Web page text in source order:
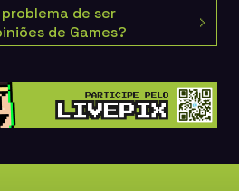
de ser
de Games?